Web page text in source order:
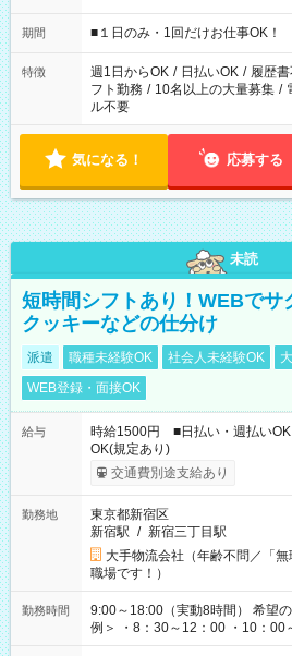
etc ★最短で3時間で5,120円のお仕事から 15時間で2万円近く稼
げるお仕事も！ ご希望のお時間に合わせてご紹介！ ※シフトは
ください！
期間 ■１日のみ・1回だけお仕事OK！
特徴 週1日からOK / 日払いOK / 履歴
フト勤務 / 10名以上の大量募集 /
ル不要
気になる！ 応募する
未読
短時間シフトあり！WEBでサ
クッキーなどの仕分け
派遣 職種未経験OK 社会人未経験OK
WEB登録・面接OK
給与
時給1500円 ■日払い・週払い
OK(規定あり)
交通費別途支給あり
勤務地
東京都新宿区
新宿駅 / 新宿三丁目駅
大手物流会社（年齢不問／「
職場です！）
勤務時間
9:00～18:00（実動8時間） 希望の時間帯を選べます！ ＜シフト
例＞ ・8：30～12：00 ・10：
・13：00～22：00 ・22：00～